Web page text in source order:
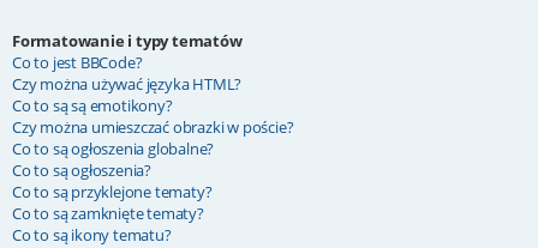
Formatowanie i typy tematów
Co to jest BBCode?
Czy można używać języka HTML?
Co to są są emotikony?
Czy można umieszczać obrazki w poście?
Co to są ogłoszenia globalne?
Co to są ogłoszenia?
Co to są przyklejone tematy?
Co to są zamknięte tematy?
Co to są ikony tematu?